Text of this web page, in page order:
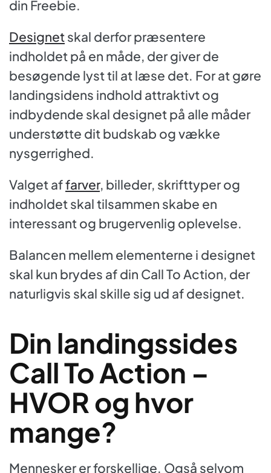
din Freebie.
Designetskal derfor præsentere
indholdet på en måde, der giver de
besøgende lyst til at læse det. For at gøre
landingsidens indhold attraktivt og
indbydende skal designet på alle måder
understøtte dit budskab og vække
nysgerrighed.
Valget affarver, billeder, skrifttyper og
indholdet skal tilsammen skabe en
interessant og brugervenlig oplevelse.
Balancen mellem elementerne i designet
skal kun brydes af din Call To Action, der
naturligvis skal skille sig ud af designet.
Din landingssides
Call To Action –
HVOR og hvor
mange?
Mennesker er forskellige. Også selvom